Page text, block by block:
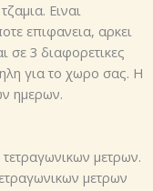
Ειναι
επιφανεια, αρκει
σε 3 διαφορετικες
για το χωρο σας. Η
ημερων.
μετρων.
μετρων